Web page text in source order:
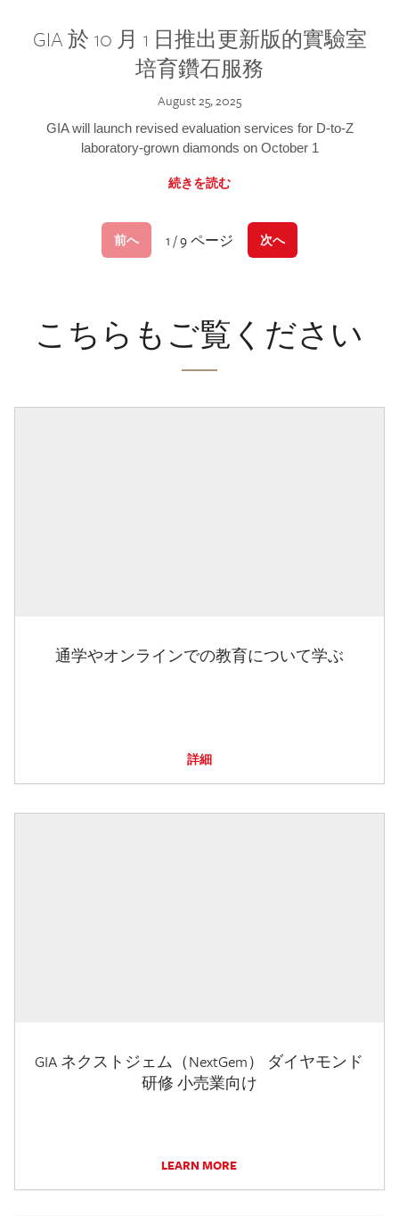
GIA 於 10 月 1 日推出更新版的實驗室
培育鑽石服務
August 25, 2025
GIA will launch revised evaluation services for D-to-Z
laboratory-grown diamonds on October 1
続きを読む
前へ 1 / 9 ページ 次へ
こちらもご覧ください
通学やオンラインでの教育について学ぶ
詳細
GIA ネクストジェム（NextGem） ダイヤモンド
研修 小売業向け
LEARN MORE